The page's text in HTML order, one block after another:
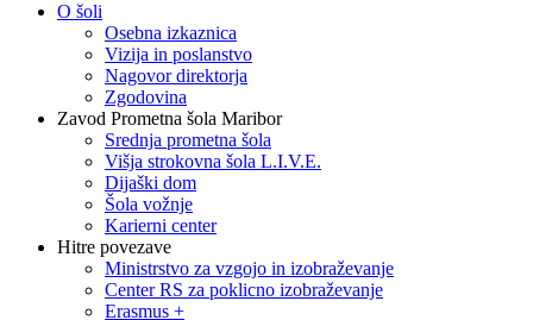
O šoli
Osebna izkaznica
Vizija in poslanstvo
Nagovor direktorja
Zgodovina
Zavod Prometna šola Maribor
Srednja prometna šola
Višja strokovna šola L.I.V.E.
Dijaški dom
Šola vožnje
Karierni center
Hitre povezave
Ministrstvo za vzgojo in izobraževanje
Center RS za poklicno izobraževanje
Erasmus +